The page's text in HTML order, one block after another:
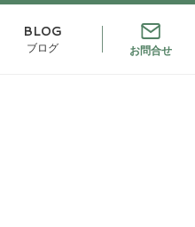
BLOG
ブログ お問合せ